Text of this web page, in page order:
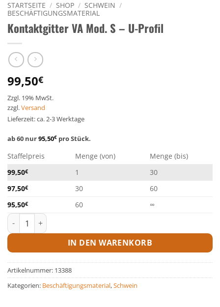
STARTSEITE / SHOP / SCHWEIN /
BESCHÄFTIGUNGSMATERIAL
Kontaktgitter VA Mod. S – U-Profil
99,50€
Zzgl. 19% MwSt.
zzgl.Versand
Lieferzeit: ca. 2-3 Werktage
ab 60 nur95,50€ pro Stück.
Staffelpreis Menge (von)
Menge (bis)
99,50€ 1
30
97,50€ 30
60
95,50€ 60
∞
Kontaktgitter VA Mod. S - U-Profil Menge
IN DEN WARENKORB
Artikelnummer: 13388
Kategorien: Beschäftigungsmaterial,Schwein